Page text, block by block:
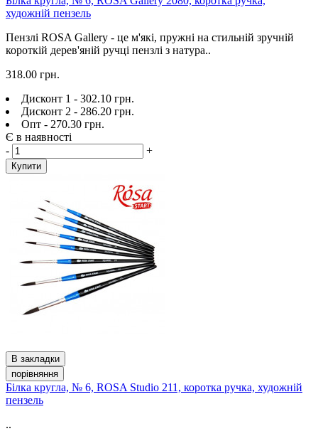
художній пензель
Пензлі ROSA Gallery - це м'які, пружні на стильній зручній
короткій дерев'яній ручці пензлі з натура..
318.00 грн.
Дисконт 1 - 302.10 грн.
Дисконт 2 - 286.20 грн.
Опт - 270.30 грн.
Є в наявності
-
+
Купити
В закладки
порівняння
Білка кругла, № 6, ROSA Studio 211, коротка ручка, художній
пензель
..